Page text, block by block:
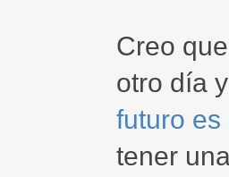
Creo
otro día
futuro es
tener